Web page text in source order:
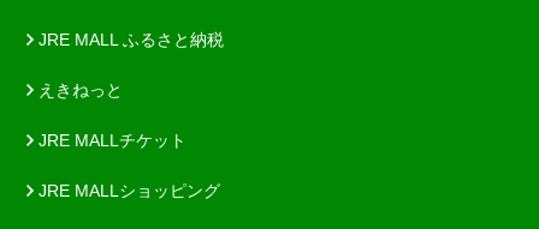
JRE MALL ふるさと納税
えきねっと
JRE MALLチケット
JRE MALLショッピング